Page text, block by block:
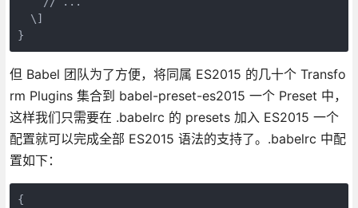
  \]
}
但 Babel 团队为了方便，将同属 ES2015 的几十个 Transfo
rm Plugins 集合到 babel-preset-es2015 一个 Preset 中，
这样我们只需要在 .babelrc 的 presets 加入 ES2015 一个
配置就可以完成全部 ES2015 语法的支持了。.babelrc 中配
置如下：
{